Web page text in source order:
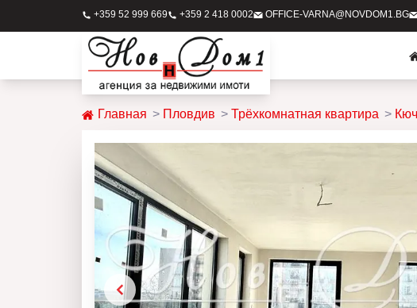
+359 52 999 669 +359 2 418 0002 OFFICE-VARNA@NOVDOM1.BG
Главная Пловдив Трёхкомнатная квартира